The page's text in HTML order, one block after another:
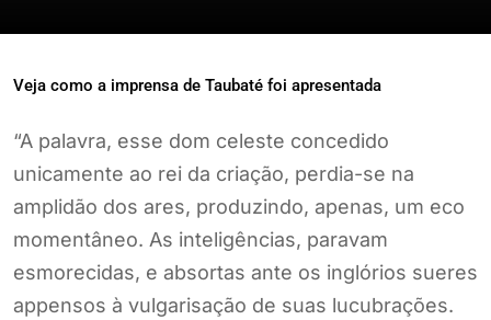
Veja como a imprensa de Taubaté foi apresentada
“A palavra, esse dom celeste concedido
unicamente ao rei da criação, perdia-se na
amplidão dos ares, produzindo, apenas, um eco
momentâneo. As inteligências, paravam
esmorecidas, e absortas ante os inglórios sueres
appensos à vulgarisação de suas lucubrações.